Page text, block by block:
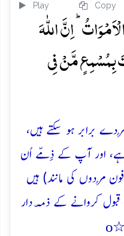
Play Copy
اِنَّ اللّٰہَ
مَّنۡ فِی
برابر ہو سکتے ہیں،
ہے، اور آپ کے ذِمّے اُن
مُردوں کی مانند) ہیں
کروانے کے ذمّہ دار
o